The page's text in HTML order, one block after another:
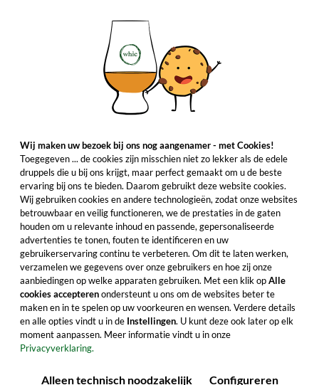
Wij maken uw bezoek bij ons nog aangenamer - met Cookies!
Toegegeven ... de cookies zijn misschien niet zo lekker als de edele
druppels die u bij ons krijgt, maar perfect gemaakt om u de beste
ervaring bij ons te bieden. Daarom gebruikt deze website cookies.
Wij gebruiken cookies en andere technologieën, zodat onze websites
betrouwbaar en veilig functioneren, we de prestaties in de gaten
houden om u relevante inhoud en passende, gepersonaliseerde
advertenties te tonen, fouten te identificeren en uw
gebruikerservaring continu te verbeteren. Om dit te laten werken,
verzamelen we gegevens over onze gebruikers en hoe zij onze
aanbiedingen op welke apparaten gebruiken. Met een klik opAlle
cookies accepterenondersteunt u ons om de websites beter te
maken en in te spelen op uw voorkeuren en wensen. Verdere details
en alle opties vindt u in de Instellingen. U kunt deze ook later op elk
moment aanpassen. Meer informatie vindt u in onze
Privacyverklaring.
Alleen technisch noodzakelijk Configureren